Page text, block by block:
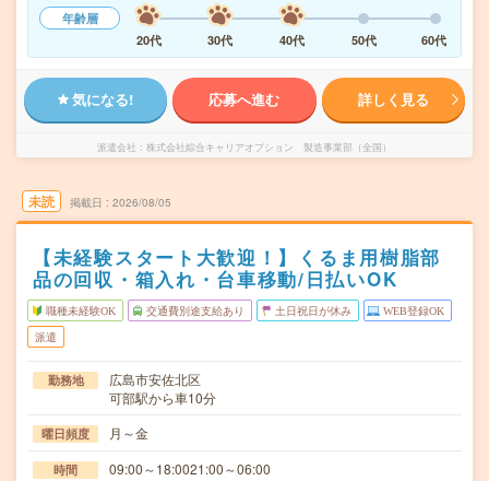
年齢層
20代
30代 40代 50代 60代
気になる! 応募へ進む 詳しく見る
派遣会社 株式会社綜合キャリアオプション 製造事業部（全国）
未読 掲載日 2026/08/05
【未経験スタート大歓迎！】くるま用樹脂部
品の回収・箱入れ・台車移動/日払いOK
職種未経験OK 交通費別途支給あり 土日祝日が休み WEB登録OK
派遣
勤務地
広島市安佐北区
可部駅から車10分
曜日頻度 月～金
時間 09:00～18:0021:00～06:00